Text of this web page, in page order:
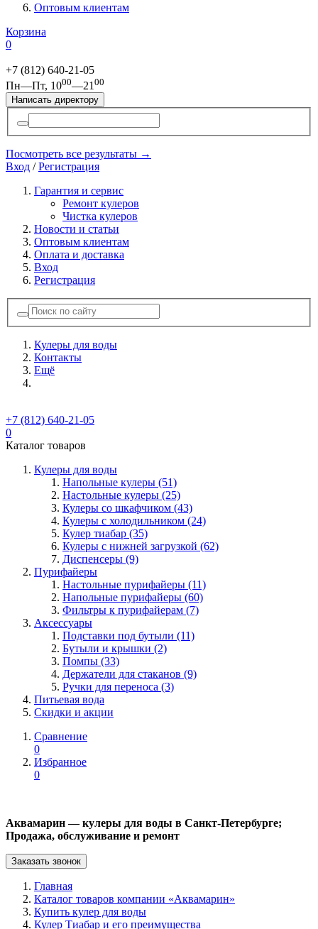
Оптовым клиентам
Корзина
0
+7 (812) 640-21-05
Пн—Пт, 1000—21 00
Написать директору
Посмотреть все результаты →
Вход /Регистрация
Гарантия и сервис
Ремонт кулеров
Чистка кулеров
Новости и статьи
Оптовым клиентам
Оплата и доставка
Вход
Регистрация
Кулеры для воды
Контакты
Ещё
+7 (812) 640-21-05
0
Каталог товаров
Кулеры для воды
Напольные кулеры (51)
Настольные кулеры (25)
Кулеры со шкафчиком (43)
Кулеры с холодильником (24)
Кулер тиабар (35)
Кулеры с нижней загрузкой (62)
Диспенсеры (9)
Пурифайеры
Настольные пурифайеры (11)
Напольные пурифайеры (60)
Фильтры к пурифайерам (7)
Аксессуары
Подставки под бутыли (11)
Бутыли и крышки (2)
Помпы (33)
Держатели для стаканов (9)
Ручки для переноса (3)
Питьевая вода
Скидки и акции
Сравнение
0
Избранное
0
Аквамарин — кулеры для воды в Санкт-Петербурге;
Продажа, обслуживание и ремонт
Заказать звонок
Главная
Каталог товаров компании «Аквамарин»
Купить кулер для воды
Кулер Тиабар и его преимущества